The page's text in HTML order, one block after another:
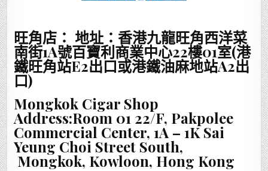
旺角店： 地址：香港九龍旺角西洋菜
南街1A號百寶利商業中心22樓01室(港
鐵旺角站E2出口或港鐵油麻地站A2出
口)
Mongkok Cigar Shop
Address:Room 01 22/F, Pakpolee
Commercial Center, 1A – 1K Sai
Yeung Choi Street South,
Mongkok, Kowloon, Hong Kong